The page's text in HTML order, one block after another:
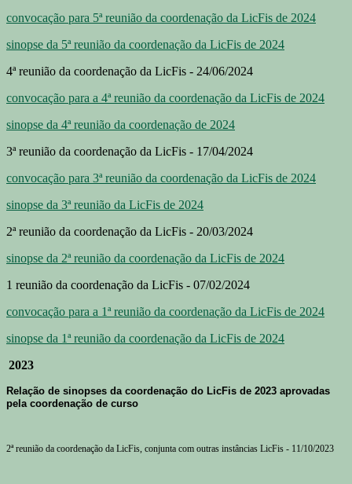
convocação para 5ª reunião da coordenação da LicFis de 2024
sinopse da 5ª reunião da coordenação da LicFis de 2024
4ª reunião da coordenação da LicFis - 24/06/2024
convocação para a 4ª reunião da coordenação da LicFis de 2024
sinopse da 4ª reunião da coordenação de 2024
3ª reunião da coordenação da LicFis - 17/04/2024
convocação para 3ª reunião da coordenação da LicFis de 2024
sinopse da 3ª reunião da LicFis de 2024
2ª reunião da coordenação da LicFis - 20/03/2024
sinopse da 2ª reunião da coordenação da LicFis de 2024
1 reunião da coordenação da LicFis - 07/02/2024
convocação para a 1ª reunião da coordenação da LicFis de 2024
sinopse da 1ª reunião da coordenação da LicFis de 2024
2023
Relação de sinopses da coordenação do LicFis de 2023 aprovadas
pela coordenação de curso
2ª reunião da coordenação da LicFis, conjunta com outras instâncias LicFis - 11/10/2023